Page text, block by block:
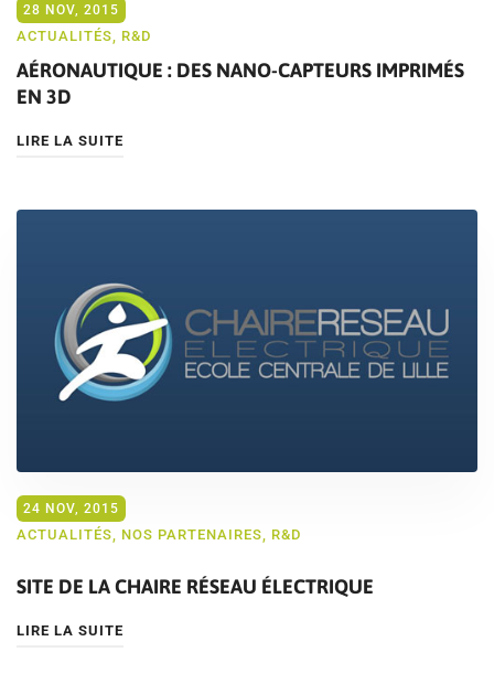
28 NOV, 2015
ACTUALITÉS R&D
AÉRONAUTIQUE : DES NANO-CAPTEURS IMPRIMÉS
EN 3D
LIRE LA SUITE
24 NOV, 2015
ACTUALITÉS NOS PARTENAIRES R&D
SITE DE LA CHAIRE RÉSEAU ÉLECTRIQUE
LIRE LA SUITE